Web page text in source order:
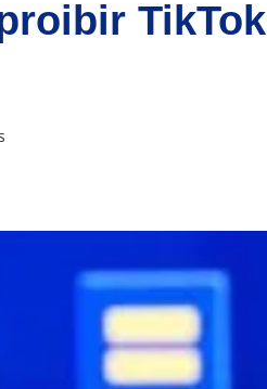
TikTok